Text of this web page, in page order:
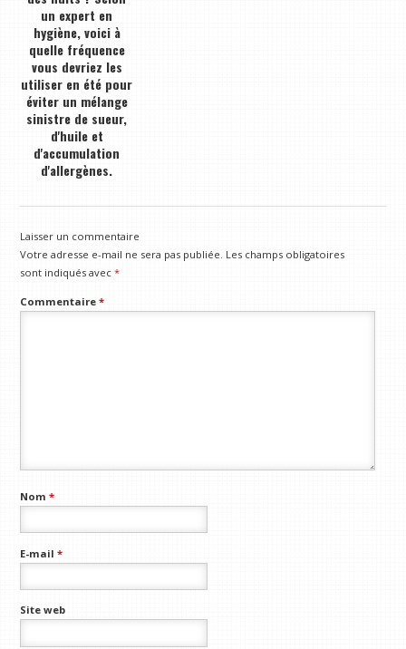
un expert en
hygiène, voici à
quelle fréquence
vous devriez les
utiliser en été pour
éviter un mélange
sinistre de sueur,
d'huile et
d'accumulation
d'allergènes.
Laisser un commentaire
Votre adresse e-mail ne sera pas publiée. Les champs obligatoires
sont indiqués avec*
Commentaire*
Nom*
E-mail*
Site web